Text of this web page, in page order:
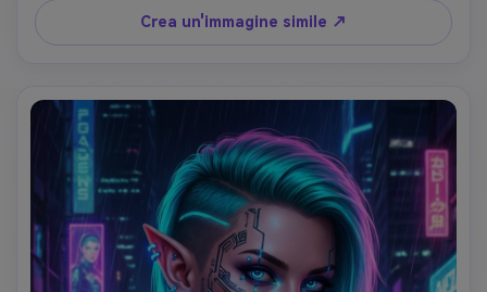
sottili tatuaggi floreali. Capelli lunghi e fluenti con trecce
e piccoli fiori. Circondato da galleggianti scintille magiche
morbida illuminazione naturale, cottagecore fantasia
estetica, espressione delicata.
Crea un'immagine simile ↗